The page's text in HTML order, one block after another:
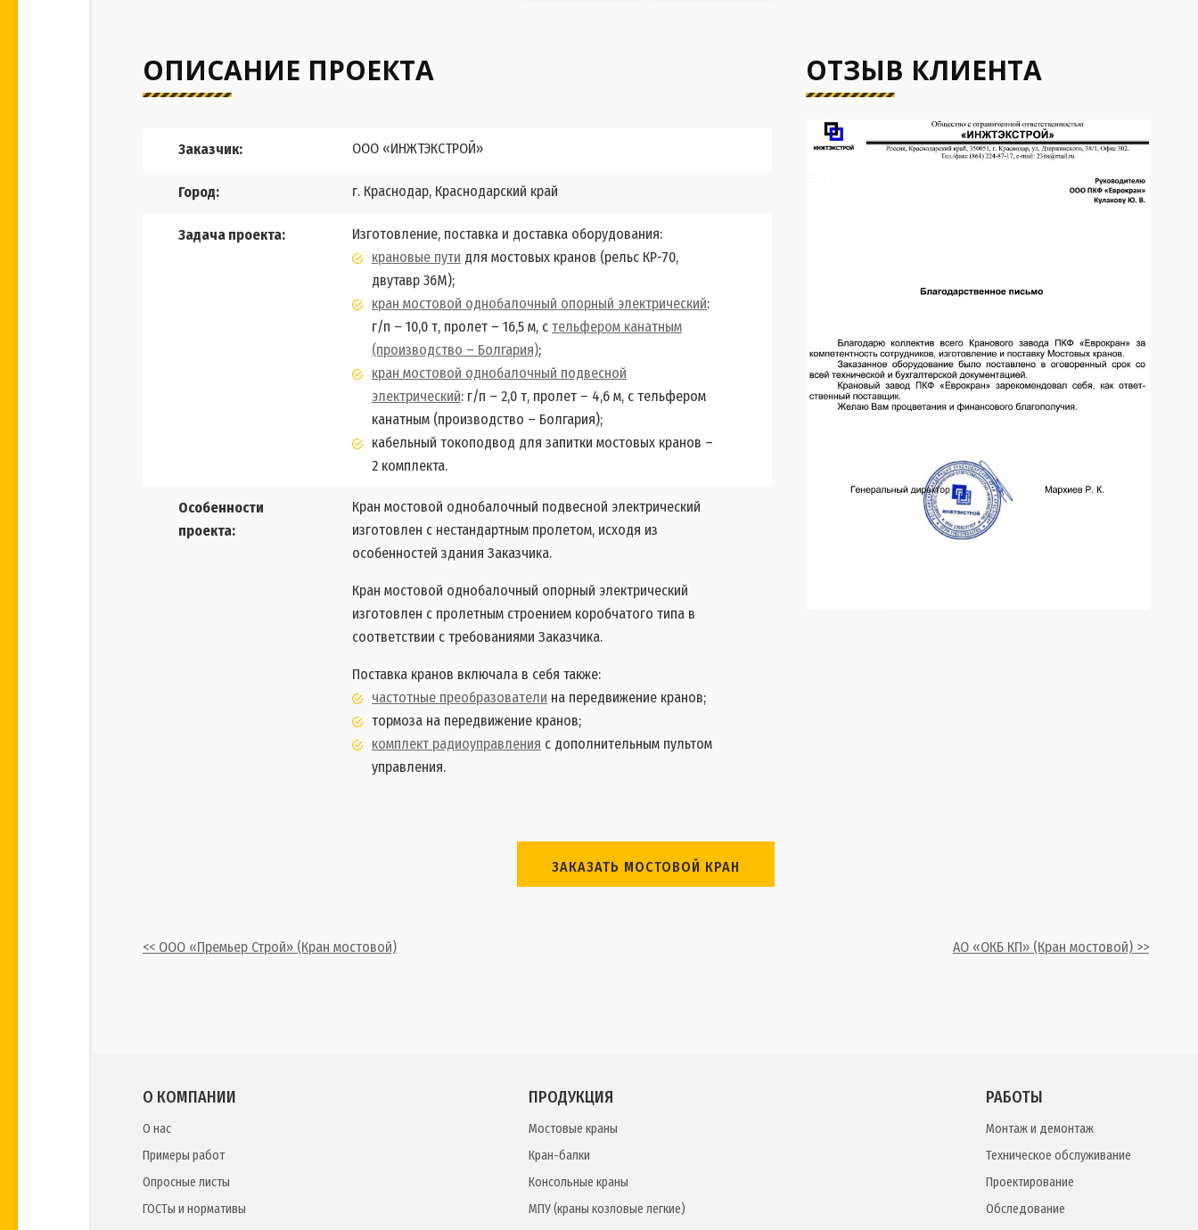
ОПИСАНИЕ ПРОЕКТА
Заказчик: ООО «ИНЖТЭКСТРОЙ»
Город: г. Краснодар, Краснодарский край
Задача проекта:
Изготовление, поставка и доставка оборудования:
крановые пути для мостовых кранов (рельс КР-70,
двутавр 36М);
кран мостовой однобалочный опорный электрический:
г/п – 10,0 т, пролет – 16,5 м, с тельфером канатным
(производство – Болгария);
кран мостовой однобалочный подвесной
электрический: г/п – 2,0 т, пролет – 4,6 м, с тельфером
канатным (производство – Болгария);
кабельный токоподвод для запитки мостовых кранов –
2 комплекта.
Особенности
проекта:
Кран мостовой однобалочный подвесной электрический
изготовлен с нестандартным пролетом, исходя из
особенностей здания Заказчика.
Кран мостовой однобалочный опорный электрический
изготовлен с пролетным строением коробчатого типа в
соответствии с требованиями Заказчика.
Поставка кранов включала в себя также:
частотные преобразователи на передвижение кранов;
тормоза на передвижение кранов;
комплект радиоуправления с дополнительным пультом
управления.
ОТЗЫВ КЛИЕНТА
ЗАКАЗАТЬ МОСТОВОЙ КРАН
<< ООО «Премьер Строй» (Кран мостовой) АО «ОКБ КП» (Кран мостовой) >>
О КОМПАНИИ
О нас
Примеры работ
Опросные листы
ГОСТы и нормативы
ПРОДУКЦИЯ
Мостовые краны
Кран-балки
Консольные краны
МПУ (краны козловые легкие)
РАБОТЫ
Монтаж и демонтаж
Техническое обслуживание
Проектирование
Обследование